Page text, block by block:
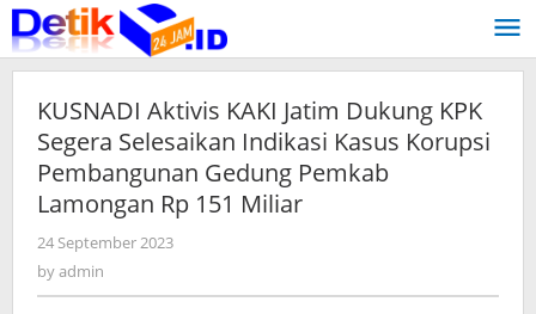
Skip
to
content
KUSNADI Aktivis KAKI Jatim Dukung KPK
Segera Selesaikan Indikasi Kasus Korupsi
Pembangunan Gedung Pemkab
Lamongan Rp 151 Miliar
24 September 2023
byadmin